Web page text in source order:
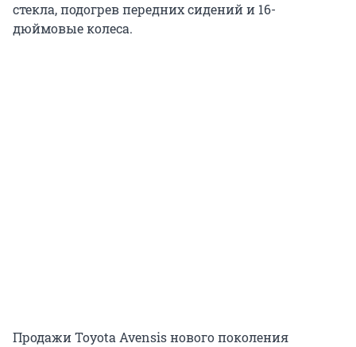
стекла, подогрев передних сидений и 16-
дюймовые колеса.
Продажи Toyota Avensis нового поколения